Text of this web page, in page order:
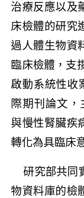
治療反應以及
床檢體的研究
過人體生物資
臨床檢體，支
啟動系統性收
際期刊論文，
與慢性腎臟疾
轉化為具臨床
研究部共同
物資料庫的檢